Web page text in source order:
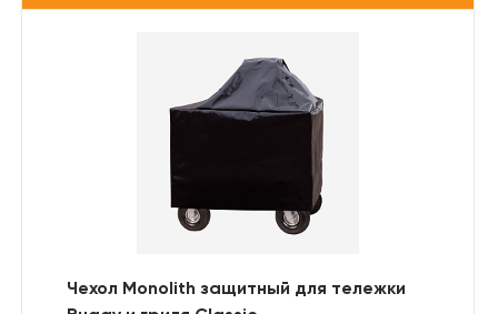
Чехол Monolith защитный для тележки